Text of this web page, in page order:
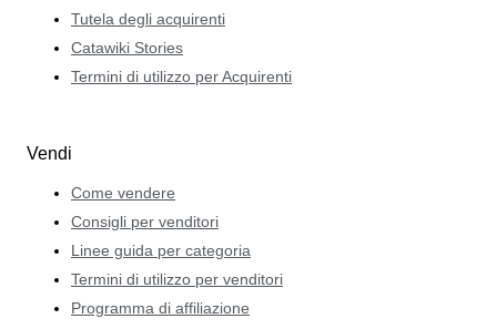
Tutela degli acquirenti
Catawiki Stories
Termini di utilizzo per Acquirenti
Vendi
Come vendere
Consigli per venditori
Linee guida per categoria
Termini di utilizzo per venditori
Programma di affiliazione